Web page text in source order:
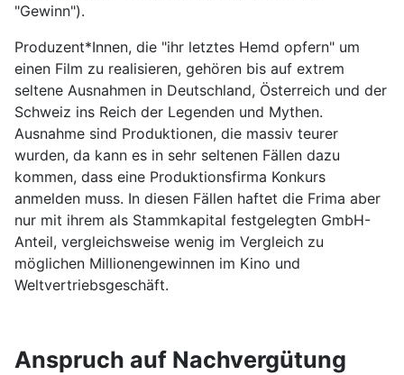
"Gewinn").
Produzent*Innen, die "ihr letztes Hemd opfern" um
einen Film zu realisieren, gehören bis auf extrem
seltene Ausnahmen in Deutschland, Österreich und der
Schweiz ins Reich der Legenden und Mythen.
Ausnahme sind Produktionen, die massiv teurer
wurden, da kann es in sehr seltenen Fällen dazu
kommen, dass eine Produktionsfirma Konkurs
anmelden muss. In diesen Fällen haftet die Frima aber
nur mit ihrem als Stammkapital festgelegten GmbH-
Anteil, vergleichsweise wenig im Vergleich zu
möglichen Millionengewinnen im Kino und
Weltvertriebsgeschäft.
Anspruch auf Nachvergütung